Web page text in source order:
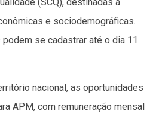
(SCQ), destinadas à
e sociodemográficas.
se cadastrar até o dia 11
nacional, as oportunidades
APM, com remuneração mensal